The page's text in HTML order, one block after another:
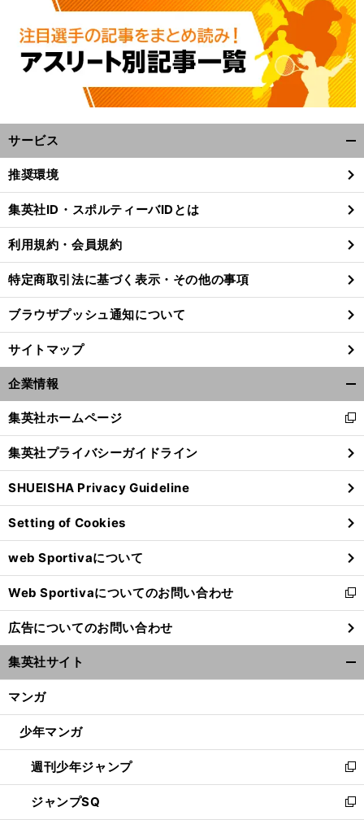
サービス
閉
る
推奨環境
集英社ID・スポルティーバIDとは
利用規約・会員規約
特定商取引法に基づく表示・その他の事項
ブラウザプッシュ通知について
サイトマップ
企業情報
閉
る
集英社ホームページ
新
し
い
ウ
ィ
ン
ド
ウ
で
開
く
集英社プライバシーガイドライン
SHUEISHA Privacy Guideline
Setting of Cookies
web Sportivaについて
Web Sportivaについてのお問い合わせ
新
し
い
ウ
ィ
ン
ウ
開
く
広告についてのお問い合わせ
集英社サイト
マンガ
少年マンガ
週刊少年ジャンプ
新
し
い
ジャンプSQ
新